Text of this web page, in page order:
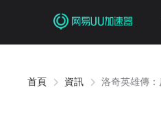
首頁 資訊 洛奇英雄傳：